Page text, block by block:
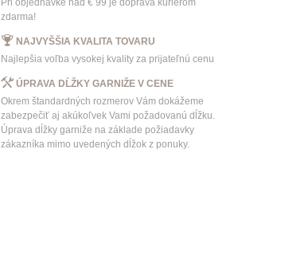
Pri objednávke nad € 99 je doprava kuriérom
zdarma!
NAJVYŠŠIA KVALITA TOVARU
Najlepšia voľba vysokej kvality za prijateľnú cenu
ÚPRAVA DĹŽKY GARNIŽE V CENE
Okrem štandardných rozmerov Vám dokážeme
zabezpečiť aj akúkoľvek Vami požadovanú dĺžku.
Úprava dĺžky garniže na základe požiadavky
zákazníka mimo uvedených dĺžok z ponuky.